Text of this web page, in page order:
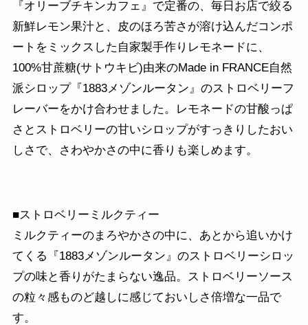
『オリーブチキンカフェ』で定番の、毎日お店で絞る
新鮮レモン果汁と、皮のほろ苦さが溶け込んだコンポ
ートをミックスした自家製手作りレモネードに、
100%甘蔗糖(サトウキビ)由来のMade in FRANCE自然
派シロップ『1883メゾンルータン』のストロベリーフ
レーバーをかけ合わせました。レモネードの甘酸っぱ
さとストロベリーの甘いシロップがすっきりしたおい
しさで、さわやかさの中に香りも楽しめます。
■ストロベリーミルクティー
ミルクティーのまろやかさの中に、あとから追いかけ
てくる『1883メゾンルータン』のストロベリーシロッ
プの味と香りがたまらない逸品。ストロベリーソース
の粒々感ものど越しに感じておいしさ倍増な一品で
す。